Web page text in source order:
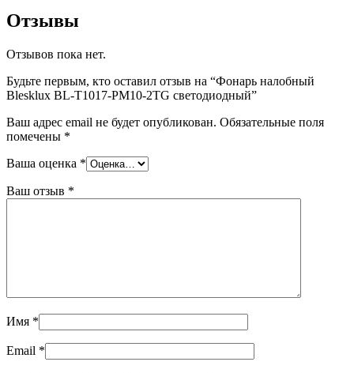
Отзывы
Отзывов пока нет.
Будьте первым, кто оставил отзыв на “Фонарь налобный
Blesklux BL-T1017-PM10-2TG светодиодный”
Ваш адрес email не будет опубликован. Обязательные поля
помечены *
Ваша оценка *
Ваш отзыв *
Имя *
Email *